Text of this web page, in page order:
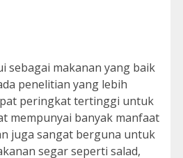
sebagai makanan yang baik
penelitian yang lebih
peringkat tertinggi untuk
mempunyai banyak manfaat
juga sangat berguna untuk
segar seperti salad,